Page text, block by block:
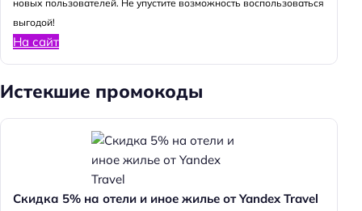
новых пользователей. Не упустите возможность воспользоваться
выгодой!
На сайт
Истекшие промокоды
Скидка 5% на отели и иное жилье от Yandex Travel